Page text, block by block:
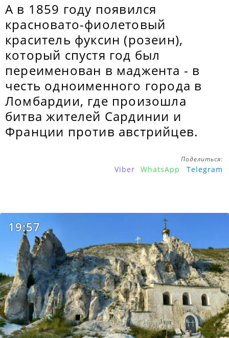
А в 1859 году появился
красновато-фиолетовый
краситель фуксин (розеин),
который спустя год был
переименован в маджента - в
честь одноименного города в
Ломбардии, где произошла
битва жителей Сардинии и
Франции против австрийцев.
Поделиться:
Viber WhatsApp Telegram
19:57